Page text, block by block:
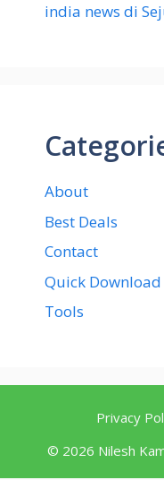
india news di
About
Best Deals
Contact
Quick
Tools
Privacy
© 2026 Nilesh